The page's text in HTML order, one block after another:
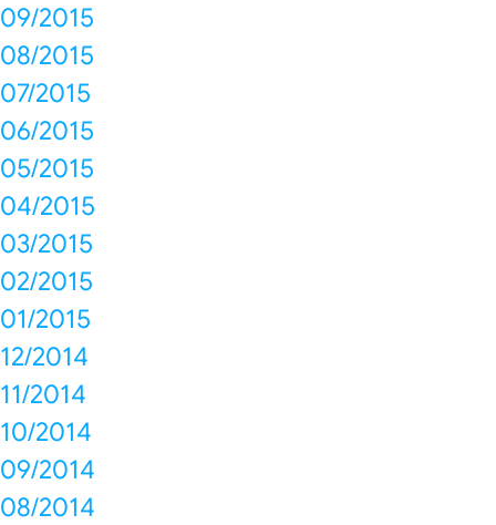
09/2015
08/2015
07/2015
06/2015
05/2015
04/2015
03/2015
02/2015
01/2015
12/2014
11/2014
10/2014
09/2014
08/2014